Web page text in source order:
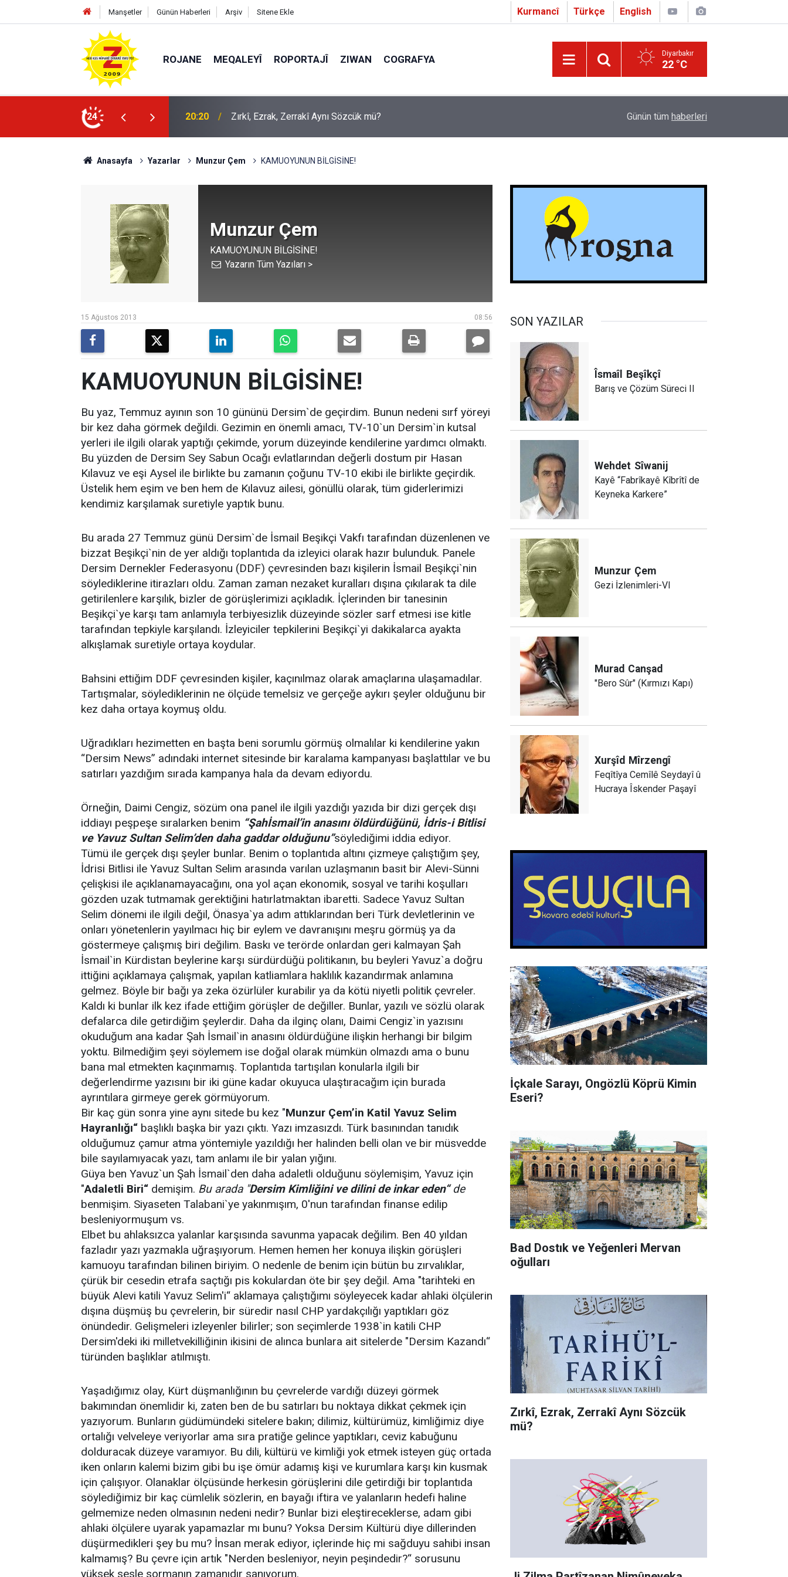
Manşetler Günün Haberleri Arşiv Sitene Ekle Kurmancî Türkçe English
ROJANE MEQALEYÎ ROPORTAJÎ ZIWAN COGRAFYA Diyarbakır
22 °C
24 09:56 Ji Zilma Partîzanan Nimûneyeka Piçûk Çapo 3. o Hîrakerde yê Ferhengê Zazakî-Tirkî
Günün tüm haberleri
Anasayfa Yazarlar Munzur Çem KAMUOYUNUN BİLGİSİNE!
Munzur Çem
KAMUOYUNUN BİLGİSİNE!
Yazarın Tüm Yazıları >
08:56
15 Ağustos 2013
KAMUOYUNUN BİLGİSİNE!
Bu yaz, Temmuz ayının son 10 gününü Dersim`de geçirdim. Bunun nedeni sırf yöreyi
bir kez daha görmek değildi. Gezimin en önemli amacı, TV-10`un Dersim`in kutsal
yerleri ile ilgili olarak yaptığı çekimde, yorum düzeyinde kendilerine yardımcı olmaktı.
Bu yüzden de Dersim Sey Sabun Ocağı evlatlarından değerli dostum pir Hasan
Kılavuz ve eşi Aysel ile birlikte bu zamanın çoğunu TV-10 ekibi ile birlikte geçirdik.
Üstelik hem eşim ve ben hem de Kılavuz ailesi, gönüllü olarak, tüm giderlerimizi
kendimiz karşılamak suretiyle yaptık bunu.
Bu arada 27 Temmuz günü Dersim`de İsmail Beşikçi Vakfı tarafından düzenlenen ve
bizzat Beşikçi`nin de yer aldığı toplantıda da izleyici olarak hazır bulunduk. Panele
Dersim Dernekler Federasyonu (DDF) çevresinden bazı kişilerin İsmail Beşikçi`nin
söylediklerine itirazları oldu. Zaman zaman nezaket kuralları dışına çıkılarak ta dile
getirilenlere karşılık, bizler de görüşlerimizi açıkladık. İçlerinden bir tanesinin
Beşikçi`ye karşı tam anlamıyla terbiyesizlik düzeyinde sözler sarf etmesi ise kitle
tarafından tepkiyle karşılandı. İzleyiciler tepkilerini Beşikçi`yi dakikalarca ayakta
alkışlamak suretiyle ortaya koydular.
Bahsini ettiğim DDF çevresinden kişiler, kaçınılmaz olarak amaçlarına ulaşamadılar.
Tartışmalar, söylediklerinin ne ölçüde temelsiz ve gerçeğe aykırı şeyler olduğunu bir
kez daha ortaya koymuş oldu.
Uğradıkları hezimetten en başta beni sorumlu görmüş olmalılar ki kendilerine yakın
“Dersim News” adındaki internet sitesinde bir karalama kampanyası başlattılar ve bu
satırları yazdığım sırada kampanya hala da devam ediyordu.
Örneğin, Daimi Cengiz, sözüm ona panel ile ilgili yazdığı yazıda bir dizi gerçek dışı
iddiayı peşpeşe sıralarken benim “Şahİsmail’in anasını öldürdüğünü, İdris-i Bitlisi
ve Yavuz Sultan Selim’den daha gaddar olduğunu”söylediğimi iddia ediyor.
Tümü ile gerçek dışı şeyler bunlar. Benim o toplantıda altını çizmeye çalıştığım şey,
İdrisi Bitlisi ile Yavuz Sultan Selim arasında varılan uzlaşmanın basit bir Alevi-Sünni
çelişkisi ile açıklanamayacağını, ona yol açan ekonomik, sosyal ve tarihi koşulları
gözden uzak tutmamak gerektiğini hatırlatmaktan ibaretti. Sadece Yavuz Sultan
Selim dönemi ile ilgili değil, Önasya`ya adım attıklarından beri Türk devletlerinin ve
onları yönetenlerin yayılmacı hiç bir eylem ve davranışını meşru görmüş ya da
göstermeye çalışmış biri değilim. Baskı ve terörde onlardan geri kalmayan Şah
İsmail`in Kürdistan beylerine karşı sürdürdüğü politikanın, bu beyleri Yavuz`a doğru
ittiğini açıklamaya çalışmak, yapılan katliamlara haklılık kazandırmak anlamına
gelmez. Böyle bir bağı ya zeka özürlüler kurabilir ya da kötü niyetli politik çevreler.
Kaldı ki bunlar ilk kez ifade ettiğim görüşler de değiller. Bunlar, yazılı ve sözlü olarak
defalarca dile getirdiğim şeylerdir. Daha da ilginç olanı, Daimi Cengiz`in yazısını
okuduğum ana kadar Şah İsmail`in anasını öldürdüğüne ilişkin herhangi bir bilgim
yoktu. Bilmediğim şeyi söylemem ise doğal olarak mümkün olmazdı ama o bunu
bana mal etmekten kaçınmamış. Toplantıda tartışılan konularla ilgili bir
değerlendirme yazısını bir iki güne kadar okuyuca ulaştıracağım için burada
ayrıntılara girmeye gerek görmüyorum.
Bir kaç gün sonra yine aynı sitede bu kez "Munzur Çem’in Katil Yavuz Selim
Hayranlığı“ başlıklı başka bir yazı çıktı. Yazı imzasızdı. Türk basınından tanıdık
olduğumuz çamur atma yöntemiyle yazıldığı her halinden belli olan ve bir müsvedde
bile sayılamıyacak yazı, tam anlamı ile bir yalan yığını.
Güya ben Yavuz`un Şah İsmail`den daha adaletli olduğunu söylemişim, Yavuz için
"Adaletli Biri“ demişim. Bu arada "Dersim Kimliğini ve dilini de inkar eden“ de
benmişim. Siyaseten Talabani`ye yakınmışım, 0'nun tarafından finanse edilip
besleniyormuşum vs.
Elbet bu ahlaksızca yalanlar karşısında savunma yapacak değilim. Ben 40 yıldan
fazladır yazı yazmakla uğraşıyorum. Hemen hemen her konuya ilişkin görüşleri
kamuoyu tarafından bilinen biriyim. O nedenle de benim için bütün bu zırvalıklar,
çürük bir cesedin etrafa saçtığı pis kokulardan öte bir şey değil. Ama "tarihteki en
büyük Alevi katili Yavuz Selim'i“ aklamaya çalıştığımı söyleyecek kadar ahlaki ölçülerin
dışına düşmüş bu çevrelerin, bir süredir nasıl CHP yardakçılığı yaptıkları göz
önündedir. Gelişmeleri izleyenler bilirler; son seçimlerde 1938`in katili CHP
Dersim'deki iki milletvekilliğinin ikisini de alınca bunlara ait sitelerde "Dersim Kazandı“
türünden başlıklar atılmıştı.
Yaşadığımız olay, Kürt düşmanlığının bu çevrelerde vardığı düzeyi görmek
bakımından önemlidir ki, zaten ben de bu satırları bu noktaya dikkat çekmek için
yazıyorum. Bunların güdümündeki sitelere bakın; dilimiz, kültürümüz, kimliğimiz diye
ortalığı velveleye veriyorlar ama sıra pratiğe gelince yaptıkları, ceviz kabuğunu
dolduracak düzeye varamıyor. Bu dili, kültürü ve kimliği yok etmek isteyen güç ortada
iken onların kalemi bizim gibi bu işe ömür adamış kişi ve kurumlara karşı kin kusmak
için çalışıyor. Olanaklar ölçüsünde herkesin görüşlerini dile getirdiği bir toplantıda
söylediğimiz bir kaç cümlelik sözlerin, en bayağı iftira ve yalanların hedefi haline
gelmemize neden olmasının nedeni nedir? Bunlar bizi eleştireceklerse, adam gibi
ahlaki ölçülere uyarak yapamazlar mı bunu? Yoksa Dersim Kültürü diye dillerinden
düşürmedikleri şey bu mu? İnsan merak ediyor, içlerinde hiç mi sağduyu sahibi insan
kalmamış? Bu çevre için artık "Nerden besleniyor, neyin peşindedir?“ sorusunu
yüksek sesle sormanın zamanıdır sanıyorum.
SON YAZILAR
Îsmaîl Beşîkçî
Barış ve Çözüm Süreci II
Wehdet Sîwanij
Kayê “Fabrîkayê Kîbrîtî de
Keyneka Karkere”
Munzur Çem
Gezi İzlenimleri-VI
Murad Canşad
"Bero Sûr" (Kırmızı Kapı)
Xurşîd Mîrzengî
Feqîtîya Cemîlê Seydayî û
Hucraya Îskender Paşayî
İçkale Sarayı, Ongözlü Köprü Kimin
Eseri?
Bad Dostık ve Yeğenleri Mervan
oğulları
Zırkî, Ezrak, Zerrakî Aynı Sözcük
mü?